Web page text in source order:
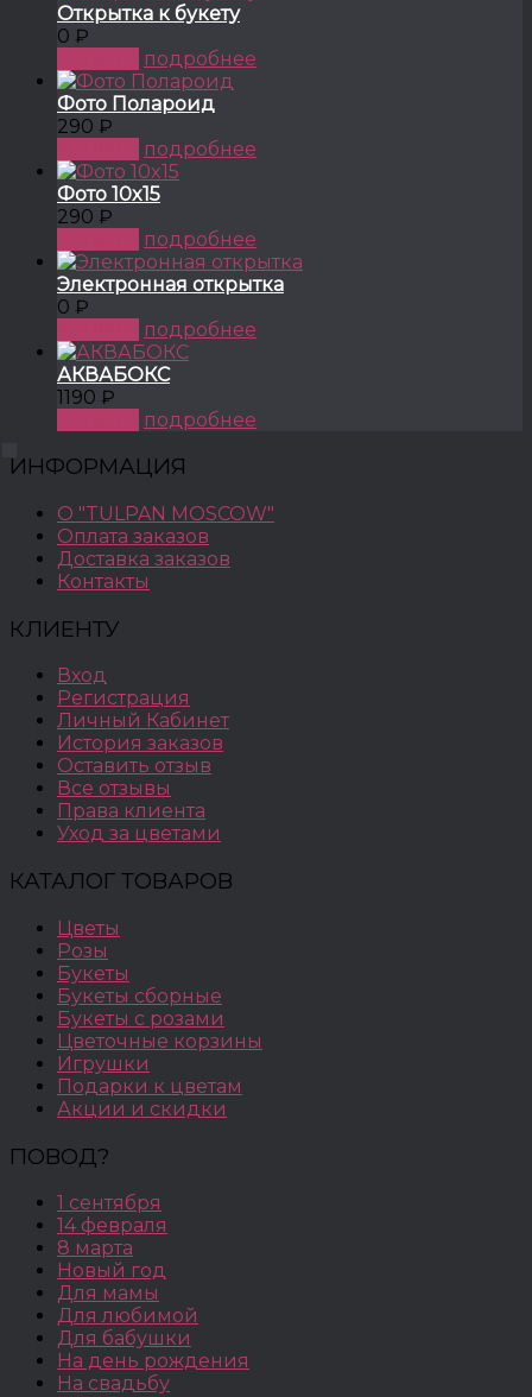
Открытка к букету
0 ₽
подробнее
Фото Полароид
290 ₽
подробнее
Фото 10x15
290 ₽
подробнее
Электронная открытка
0 ₽
подробнее
АКВАБОКС
1190 ₽
подробнее
ИНФОРМАЦИЯ
О "TULPAN MOSCOW"
Оплата заказов
Доставка заказов
Контакты
КЛИЕНТУ
Вход
Регистрация
Личный Кабинет
История заказов
Оставить отзыв
Все отзывы
Права клиента
Уход за цветами
КАТАЛОГ ТОВАРОВ
Цветы
Розы
Букеты
Букеты сборные
Букеты с розами
Цветочные корзины
Игрушки
Подарки к цветам
Акции и скидки
ПОВОД?
1 сентября
14 февраля
8 марта
Новый год
Для мамы
Для любимой
Для бабушки
На день рождения
На свадьбу